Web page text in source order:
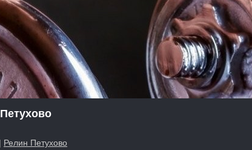
| Релин Петухово